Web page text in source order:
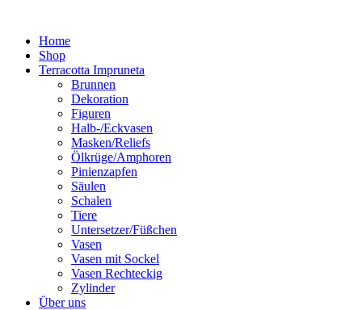
springenHome
Shop
Terracotta Impruneta
Brunnen
Dekoration
Figuren
Halb-/Eckvasen
Masken/Reliefs
Ölkrüge/Amphoren
Pinienzapfen
Säulen
Schalen
Tiere
Untersetzer/Füßchen
Vasen
Vasen mit Sockel
Vasen Rechteckig
Zylinder
Über uns